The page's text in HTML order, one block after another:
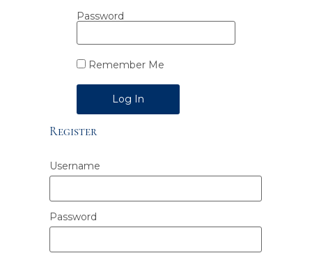
Password
Remember Me
Alternative:
Register
Username
Password